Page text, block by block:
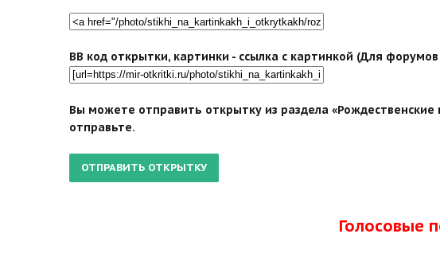
BB код открытки, картинки - ссылка с картинкой (Для
Вы можете отправить открытку из раздела
отправьте.
Голосовые